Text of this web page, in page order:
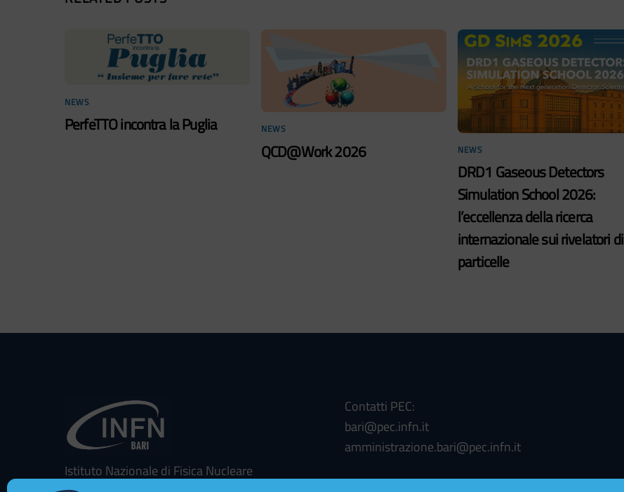
NEWS
PerfeTTO incontra la Puglia NEWS
QCD@Work 2026 NEWS
DRD1 Gaseous Detectors
Simulation School 2026:
l’eccellenza della ricerca
internazionale sui rivelatori di
particelle
Istituto Nazionale di Fisica Nucleare
Contatti PEC:
bari@pec.infn.it
amministrazione.bari@pec.infn.it